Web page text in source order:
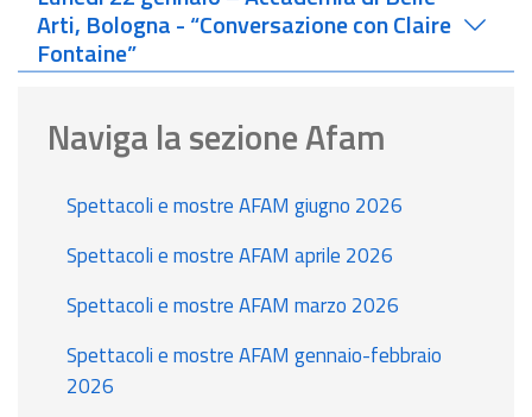
Arti, Bologna - “Conversazione con Claire
Fontaine”
Naviga la sezione Afam
Spettacoli e mostre AFAM giugno 2026
Spettacoli e mostre AFAM aprile 2026
Spettacoli e mostre AFAM marzo 2026
Spettacoli e mostre AFAM gennaio-febbraio
2026